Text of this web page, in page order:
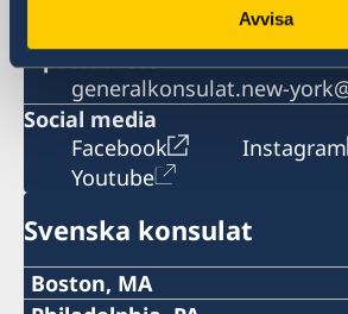
Avvisa
E-postadress
generalkonsulat.new-
Social media
Facebook
Instagram
Youtube
Svenska konsulat
Boston, MA